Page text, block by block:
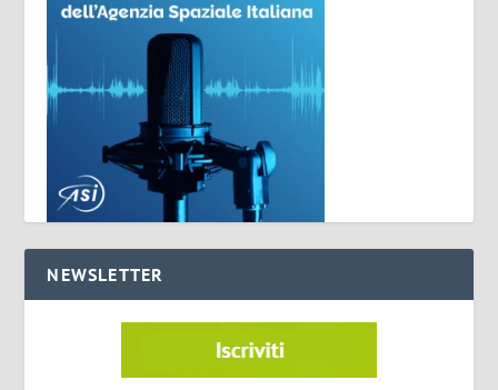
NEWSLETTER